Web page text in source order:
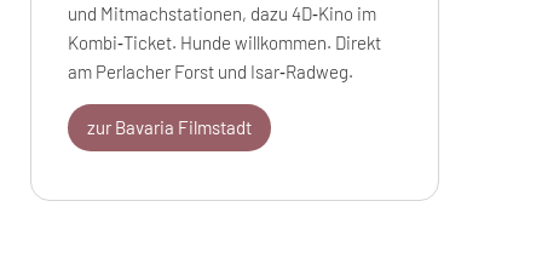
und Mitmachstationen, dazu 4D‑Kino im
Kombi‑Ticket. Hunde willkommen. Direkt
am Perlacher Forst und Isar‑Radweg.
zur Bavaria Filmstadt